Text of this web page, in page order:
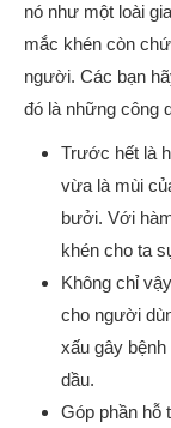
nó như một loài
mắc khén còn
người. Các bạn
đó là những công
Trước hết là
vừa là mùi
bưởi. Với
khén cho ta
Không chỉ
cho người
xấu gây
dầu.
Góp phần hỗ